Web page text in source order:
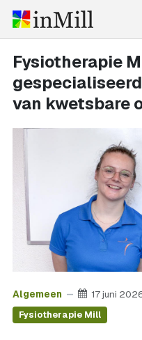
Fysiotherapie
van kwetsbare
Algemeen 17 juni
Fysiotherapie Mill